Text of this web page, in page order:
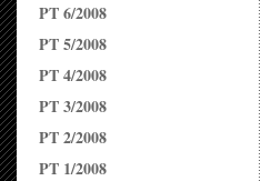
PT 6/2008
PT 5/2008
PT 4/2008
PT 3/2008
PT 2/2008
PT 1/2008